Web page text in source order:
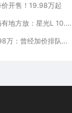
开售！19.98万起
六人满座，行李仍有地方放：星光L 10.98万元起
丰田赛那杀到18.98万：曾经加价排队的MPV，这次真把价格打下来了